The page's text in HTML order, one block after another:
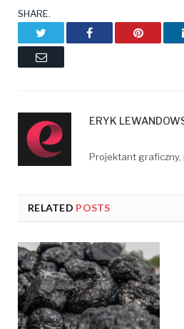
SHARE.
TwitterFacebook
Email
ERYK
Projektant graficzny,
RELATED POSTS